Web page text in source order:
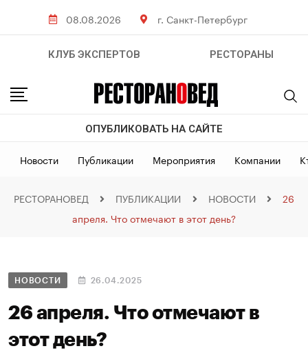
08.08.2026 г. Санкт-Петербург
КЛУБ ЭКСПЕРТОВ РЕСТОРАНЫ
ОПУБЛИКОВАТЬ НА САЙТЕ
Новости Публикации Мероприятия Компании
РЕСТОРАНОВЕД ПУБЛИКАЦИИ НОВОСТИ
26
апреля. Что отмечают в этот день?
НОВОСТИ 26.04.2025
26 апреля. Что отмечают в
этот день?